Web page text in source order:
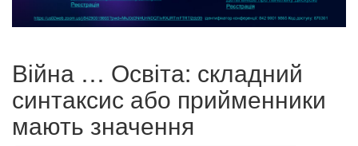
Війна … Освіта: складний
синтаксис або прийменники
мають значення